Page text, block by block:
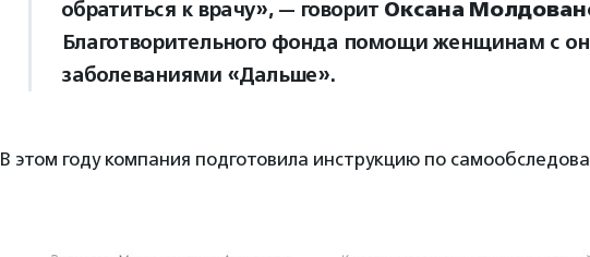
обратиться к врачу», — говорит Оксана
Благотворительного фонда помощи женщинам с
заболеваниями «Дальше».
В этом году компания подготовила инструкцию по